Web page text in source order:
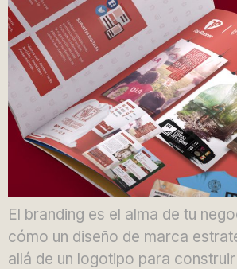
El branding es el alma de tu
cómo un diseño de marca
allá de un logotipo para